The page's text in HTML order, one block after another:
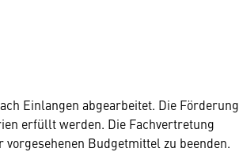
Ein­langen abgear­beitet. Die Förderung
erfüllt werden. Die Fachvertretung
Budgetmittel zu beenden.